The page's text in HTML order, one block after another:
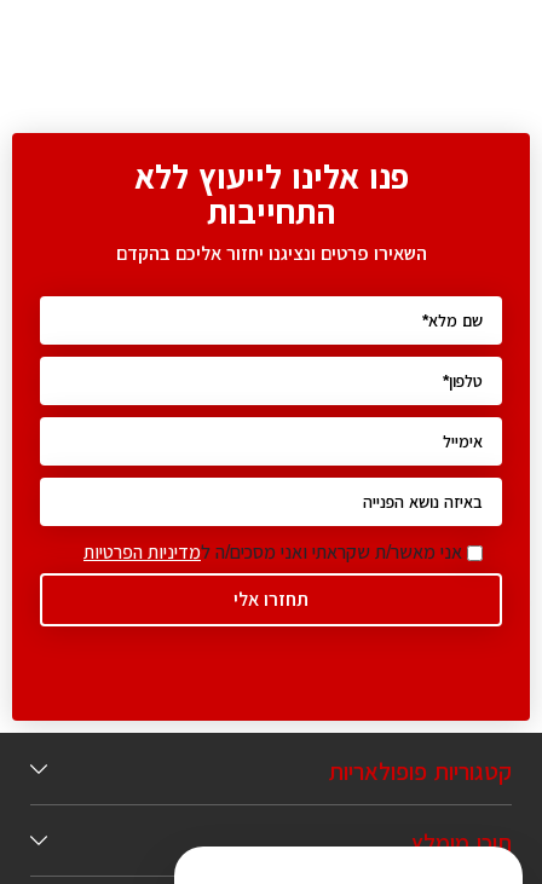
פנו אלינו לייעוץ ללא
התחייבות
השאירו פרטים ונציגנו יחזור אליכם בהקדם
אני מאשר/ת שקראתי ואני מסכים/ה למדיניות הפרטיות
קטגוריות פופולאריות
תוכן מומלץ